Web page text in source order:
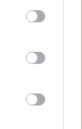
lo
i propri
delle
del